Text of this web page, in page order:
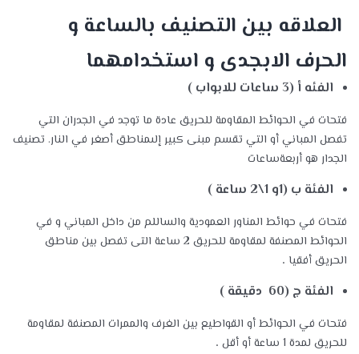
العلاقه بين التصنيف بالساعة و
الحرف الابجدى و استخدامهما
الفئه أ (3 ساعات للابواب )
فتحات في الحوائط المقاومة للحريق عادة ما توجد في الجدران التي
تفصل المباني أو التي تقسم مبنى كبير إلىمناطق أصغر في النار. تصنيف
الجدار هو أربعةساعات
الفئة ب (1و 1\2 ساعة )
فتحات في حوائط المناور العمودية والساللم من داخل المباني و في
الحوائط المصنفة لمقاومة للحريق 2 ساعة التى تفصل بين مناطق
الحريق أفقيا .
الفئة ج (60 دقيقة )
فتحات في الحوائط أو القواطيع بين الغرف والممرات المصنفة لمقاومة
للحريق لمدة 1 ساعة أو أقل
.